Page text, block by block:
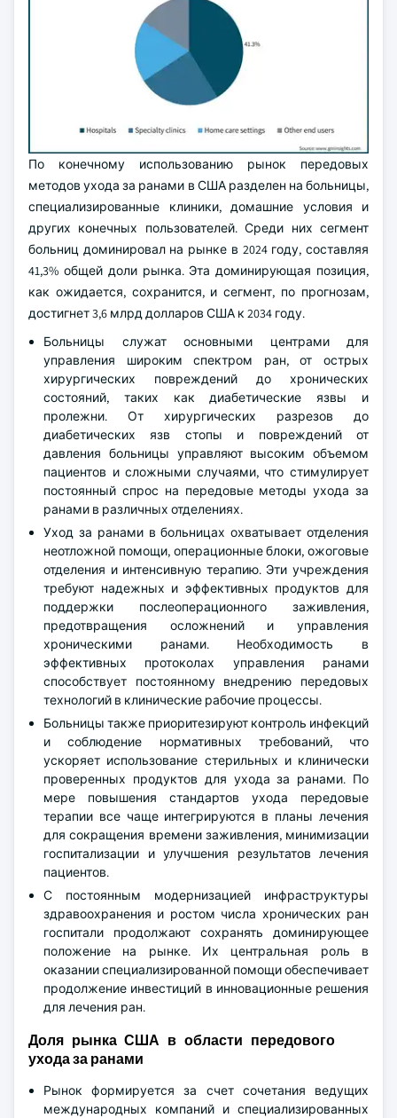
По конечному использованию рынок передовых
методов ухода за ранами в США разделен на больницы,
специализированные клиники, домашние условия и
других конечных пользователей. Среди них сегмент
больниц доминировал на рынке в 2024 году, составляя
41,3% общей доли рынка. Эта доминирующая позиция,
как ожидается, сохранится, и сегмент, по прогнозам,
достигнет 3,6 млрд долларов США к 2034 году.
Больницы служат основными центрами для
управления широким спектром ран, от острых
хирургических повреждений до хронических
состояний, таких как диабетические язвы и
пролежни. От хирургических разрезов до
диабетических язв стопы и повреждений от
давления больницы управляют высоким объемом
пациентов и сложными случаями, что стимулирует
постоянный спрос на передовые методы ухода за
ранами в различных отделениях.
Уход за ранами в больницах охватывает отделения
неотложной помощи, операционные блоки, ожоговые
отделения и интенсивную терапию. Эти учреждения
требуют надежных и эффективных продуктов для
поддержки послеоперационного заживления,
предотвращения осложнений и управления
хроническими ранами. Необходимость в
эффективных протоколах управления ранами
способствует постоянному внедрению передовых
технологий в клинические рабочие процессы.
Больницы также приоритезируют контроль инфекций
и соблюдение нормативных требований, что
ускоряет использование стерильных и клинически
проверенных продуктов для ухода за ранами. По
мере повышения стандартов ухода передовые
терапии все чаще интегрируются в планы лечения
для сокращения времени заживления, минимизации
госпитализации и улучшения результатов лечения
пациентов.
С постоянным модернизацией инфраструктуры
здравоохранения и ростом числа хронических ран
госпитали продолжают сохранять доминирующее
положение на рынке. Их центральная роль в
оказании специализированной помощи обеспечивает
продолжение инвестиций в инновационные решения
для лечения ран.
Доля рынка США в области передового
ухода за ранами
Рынок формируется за счет сочетания ведущих
международных компаний и специализированных